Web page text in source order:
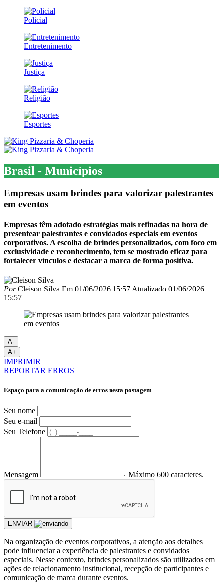
Policial
Entretenimento
Justiça
Religião
Esportes
Brasil - Municípios
Empresas usam brindes para valorizar palestrantes
em eventos
Empresas têm adotado estratégias mais refinadas na hora de
presentear palestrantes e convidados especiais em eventos
corporativos. A escolha de brindes personalizados, com foco em
exclusividade e reconhecimento, tem se mostrado eficaz para
fortalecer vínculos e destacar a marca de forma positiva.
PorCleison Silva Em 01/06/2026 15:57 Atualizado 01/06/2026
15:57
A-
A+
IMPRIMIR
REPORTAR ERROS
Espaço para a comunicação de erros nesta postagem
Seu nome
Seu e-mail
Seu Telefone
Mensagem Máximo 600 caracteres.
ENVIAR
Na organização de eventos corporativos, a atenção aos detalhes
pode influenciar a experiência de palestrantes e convidados
especiais. Nesse contexto, brindes personalizados são utilizados em
ações de relacionamento institucional, recepção de participantes e
comunicação de marca durante eventos.